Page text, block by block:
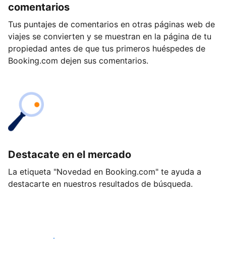
comentarios
Tus puntajes de comentarios en otras páginas web de
viajes se convierten y se muestran en la página de tu
propiedad antes de que tus primeros huéspedes de
Booking.com dejen sus comentarios.
Destacate en el mercado
La etiqueta "Novedad en Booking.com" te ayuda a
destacarte en nuestros resultados de búsqueda.
Empezá hoy mismo